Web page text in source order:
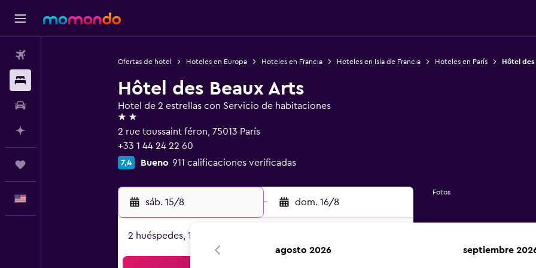
Ofertas de hotel Hoteles en Europa Hoteles en Francia Hoteles en Isla de Francia Hoteles en París Hôtel des
Hôtel des Beaux Arts
Hotel de 2 estrellas con Servicio de habitaciones
2 estrellas
2 rue toussaint féron, 75013 París
+33 1 44 24 22 60
7,4 Bueno 911 calificaciones verificadas
sáb. 15/8 - dom. 16/8
2 huéspedes, 1 habitación
Fotos
agosto 2026 septiembre